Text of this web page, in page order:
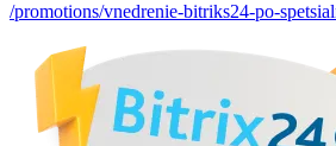
/promotions/vnedrenie-bitriks24-po-